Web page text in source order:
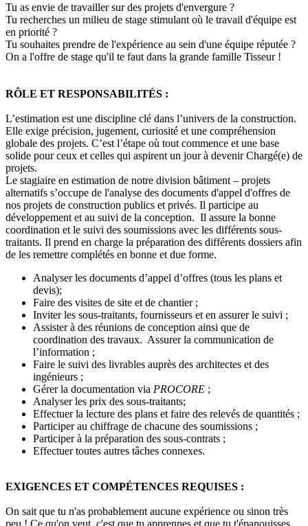
Tu as envie de travailler sur des projets d'envergure ?
Tu recherches un milieu de stage stimulant où le travail d'équipe est
en priorité ?
Tu souhaites prendre de l'expérience au sein d'une équipe réputée ?
On a l'offre de stage qu'il te faut dans la grande famille Tisseur !
RÔLE ET RESPONSABILITÉS :
L’estimation est une discipline clé dans l’univers de la construction.
Elle exige précision, jugement, curiosité et une compréhension
globale des projets. C’est l’étape où tout commence et une base
solide pour ceux et celles qui aspirent un jour à devenir Chargé(e) de
projets.
Le stagiaire en estimation de notre division bâtiment – projets
alternatifs s’occupe de l'analyse des documents d'appel d'offres de
nos projets de construction publics et privés. Il participe au
développement et au suivi de la conception. Il assure la bonne
coordination et le suivi des soumissions avec les différents sous-
traitants. Il prend en charge la préparation des différents dossiers afin
de les remettre complétés en bonne et due forme.
Analyser les documents d’appel d’offres (tous les plans et
devis);
Faire des visites de site et de chantier ;
Inviter les sous-traitants, fournisseurs et en assurer le suivi ;
Assister à des réunions de conception ainsi que de
coordination des travaux. Assurer la communication de
l’information ;
Faire le suivi des livrables auprès des architectes et des
ingénieurs ;
Gérer la documentation via PROCORE ;
Analyser les prix des sous-traitants;
Effectuer la lecture des plans et faire des relevés de quantités ;
Participer au chiffrage de chacune des soumissions ;
Participer à la préparation des sous-contrats ;
Effectuer toutes autres tâches connexes.
EXIGENCES ET COMPÉTENCES REQUISES :
On sait que tu n'as probablement aucune expérience ou sinon très
peu ! Ce qu'on veut, c'est que tu apprennes et que tu t'épanouisses